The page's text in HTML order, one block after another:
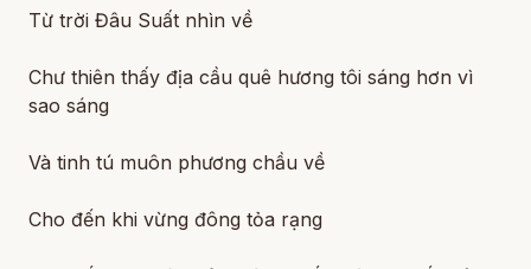
Từ trời Đâu Suất nhìn về
Chư thiên thấy địa cầu quê hương tôi sáng hơn vì
sao sáng
Và tinh tú muôn phương chầu về
Cho đến khi vừng đông tỏa rạng